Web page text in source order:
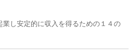
業し安定的に収入を得るための１４の